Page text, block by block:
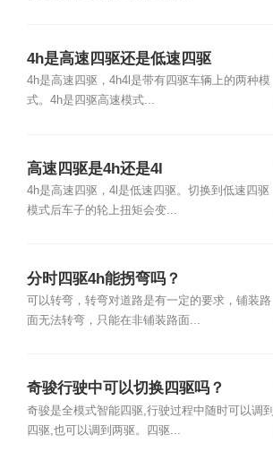
4h是高速四驱还是低速四驱
4h是高速四驱，4h4l是带有四驱车辆上的两种模
式。4h是四驱高速模式...
高速四驱是4h还是4l
4h是高速四驱，4l是低速四驱。切换到低速四驱
模式后车子的轮上扭矩会变...
分时四驱4h能拐弯吗？
可以转弯，转弯对道路是有一定的要求，铺装路
面无法转弯，只能在非铺装路面...
奇骏行驶中可以切换四驱吗？
奇骏是全模式智能四驱,行驶过程中随时可以调到
四驱,也可以调到两驱。四驱...